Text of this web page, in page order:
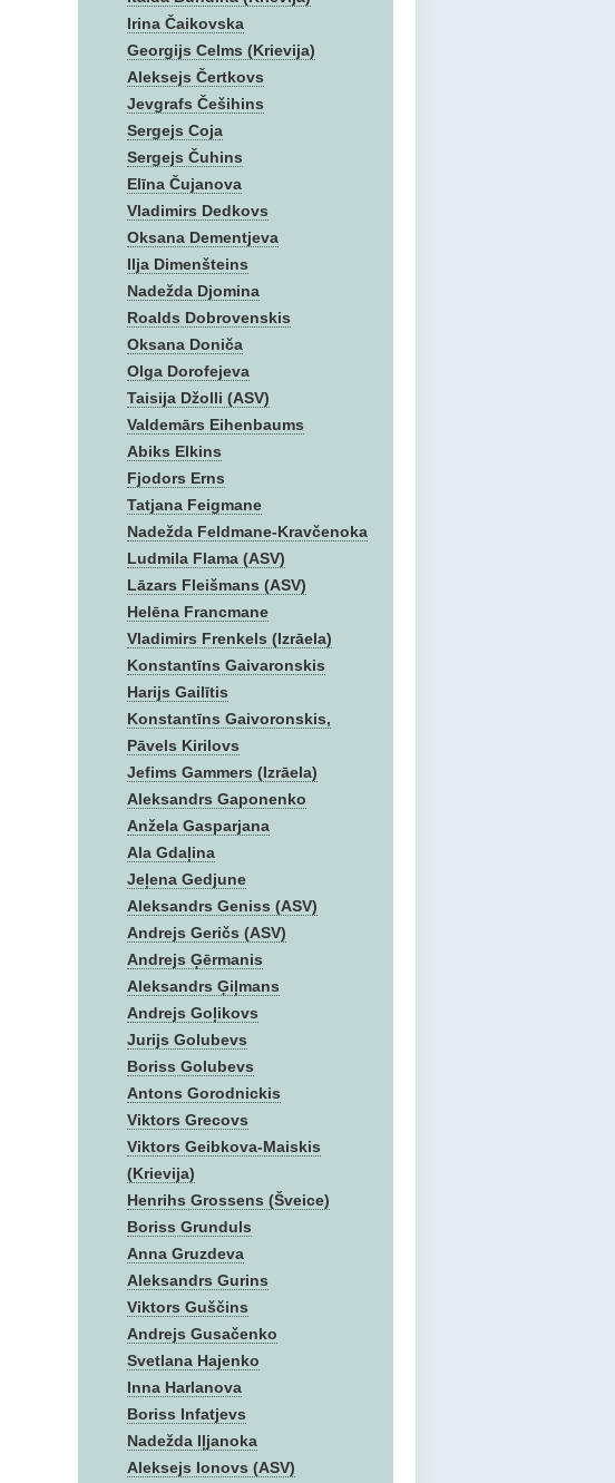
Irina Čaikovska
Georgijs Celms (Krievija)
Aleksejs Čertkovs
Jevgrafs Češihins
Sergejs Coja
Sergejs Čuhins
Elīna Čujanova
Vladimirs Dedkovs
Oksana Dementjeva
Ilja Dimenšteins
Nadežda Djomina
Roalds Dobrovenskis
Oksana Doniča
Olga Dorofejeva
Taisija Džolli (ASV)
Valdemārs Eihenbaums
Abiks Elkins
Fjodors Erns
Tatjana Feigmane
Nadežda Feldmane-Kravčenoka
Ludmila Flama (ASV)
Lāzars Fleišmans (ASV)
Helēna Francmane
Vladimirs Frenkels (Izrāela)
Konstantīns Gaivaronskis
Harijs Gailītis
Konstantīns Gaivoronskis,
Pāvels Kirilovs
Jefims Gammers (Izrāela)
Aleksandrs Gaponenko
Anžela Gasparjana
Ala Gdaļina
Jeļena Gedjune
Aleksandrs Geniss (ASV)
Andrejs Geričs (ASV)
Andrejs Ģērmanis
Aleksandrs Ģiļmans
Andrejs Goļikovs
Jurijs Golubevs
Boriss Golubevs
Antons Gorodnickis
Viktors Grecovs
Viktors Geibkova-Maiskis
(Krievija)
Henrihs Grossens (Šveice)
Boriss Grunduls
Anna Gruzdeva
Aleksandrs Gurins
Viktors Guščins
Andrejs Gusačenko
Svetlana Hajenko
Inna Harlanova
Boriss Infatjevs
Nadežda Iļjanoka
Aleksejs Ionovs (ASV)